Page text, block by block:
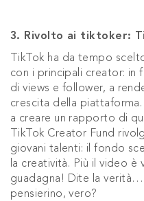
3. Rivolto ai tiktoker:
TikTok ha da tempo
con i principali creator: in
di views e follower, a
crescita della
a creare un rapporto di
TikTok Creator Fund
giovani talenti: il fondo
la creatività. Più il video è
guadagna! Dite la
pensierino, vero?